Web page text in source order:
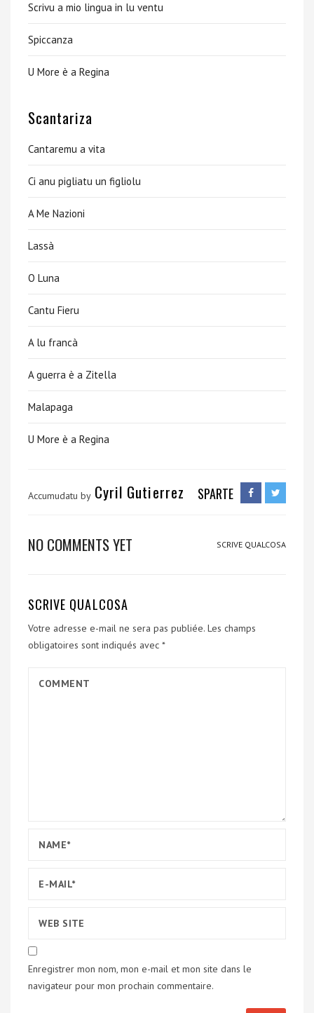
Scrivu a mio lingua in lu ventu
Spiccanza
U More è a Regina
Scantariza
Cantaremu a vita
Ci anu pigliatu un figliolu
A Me Nazioni
Lassà
O Luna
Cantu Fieru
A lu francà
A guerra è a Zitella
Malapaga
U More è a Regina
Accumudatu by Cyril Gutierrez SPARTE
NO COMMENTS YET SCRIVE QUALCOSA
SCRIVE QUALCOSA
Votre adresse e-mail ne sera pas publiée. Les champs
obligatoires sont indiqués avec *
Enregistrer mon nom, mon e-mail et mon site dans le
navigateur pour mon prochain commentaire.